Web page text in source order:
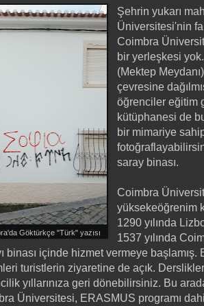
Göktürkçe "Türk" yazısı
Şehrin yukarı
Üniversitesi'nin
Coimbra
bir yerleşkesi
(Mektep
çevresine
öğrenciler eğitim
kütüphanesi de
bir mimariye
saray binası.
Coimbra
yüksekeöğrenim
1290 yılında
1537 yılında
binası içinde hizmet vermeye
turistlerin ziyaretine de açık.
yıllarınıza geri dönebilirsiniz. Bu
Üniversitesi, ERASMUS programı